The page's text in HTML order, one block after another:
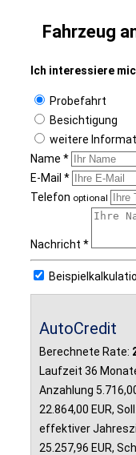
Fahrzeug
Ich interessiere
Probefahrt
Besichtigung
weitere
Name *
E-Mail *
Telefon optional
Nachricht *
AutoCredit
Berechnete Rate:
Laufzeit 36
Anzahlung
22.864,00 EUR,
effektiver
25.257,96 EUR,